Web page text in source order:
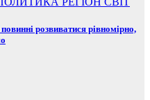
розвиватися рівномірно,